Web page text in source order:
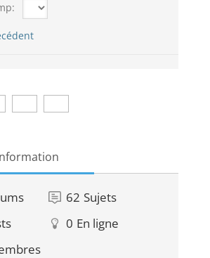
62 Sujets
0 En ligne